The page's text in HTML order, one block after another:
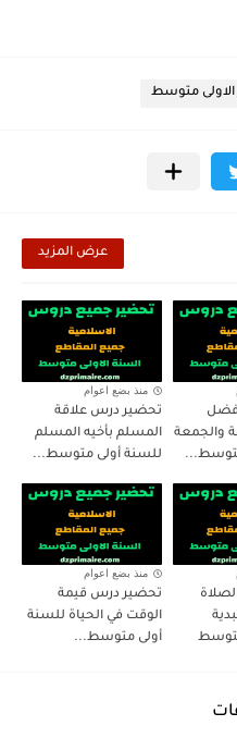
متوسط
عرض المزيد
فضل
والجمعة
منذ بضع اعوام
تحضير درس علاقة
المسلم بأخيه المسلم
للسنة أولى متوسط...
منذ بضع اعوام
تحضير درس قيمة
الوقت في الحياة للسنة
أولى متوسط...